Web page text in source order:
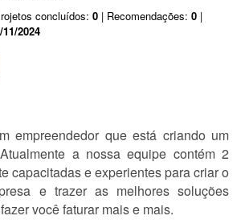
concluídos: 0 | Recomendações: 0 |
11/2024
empreendedor que está criando um
a nossa equipe contém 2
capacitadas e experientes para criar o
e trazer as melhores soluções
você faturar mais e mais.